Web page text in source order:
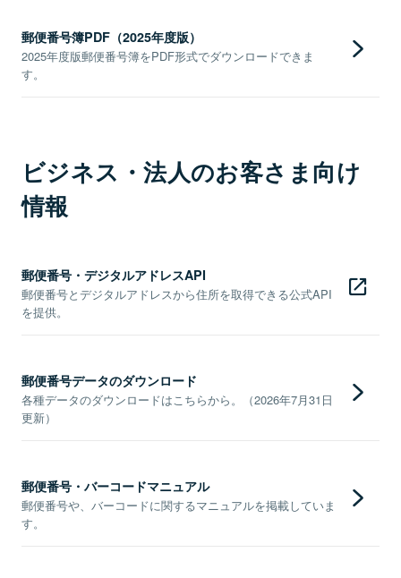
郵便番号簿PDF（2025年度版）
2025年度版郵便番号簿をPDF形式でダウンロードできま
す。
ビジネス・法人のお客さま向け
情報
郵便番号・デジタルアドレスAPI
郵便番号とデジタルアドレスから住所を取得できる公式API
を提供。
郵便番号データのダウンロード
各種データのダウンロードはこちらから。（2026年7月31日
更新）
郵便番号・バーコードマニュアル
郵便番号や、バーコードに関するマニュアルを掲載していま
す。